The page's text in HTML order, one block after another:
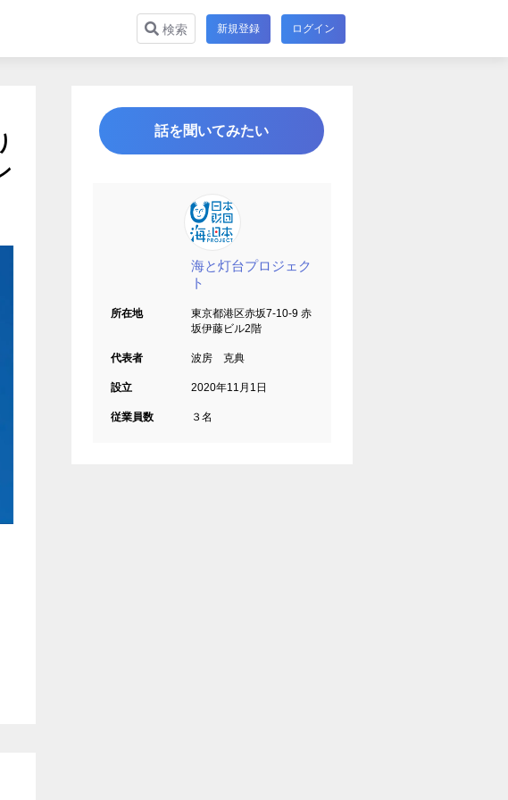
検索 新規登録 ログイン
話を聞いてみたい
海と灯台プロジェク
ト
所在地
東京都港区赤坂7-10-9 赤
坂伊藤ビル2階
代表者 波房 克典
設立 2020年11月1日
従業員数 ３名